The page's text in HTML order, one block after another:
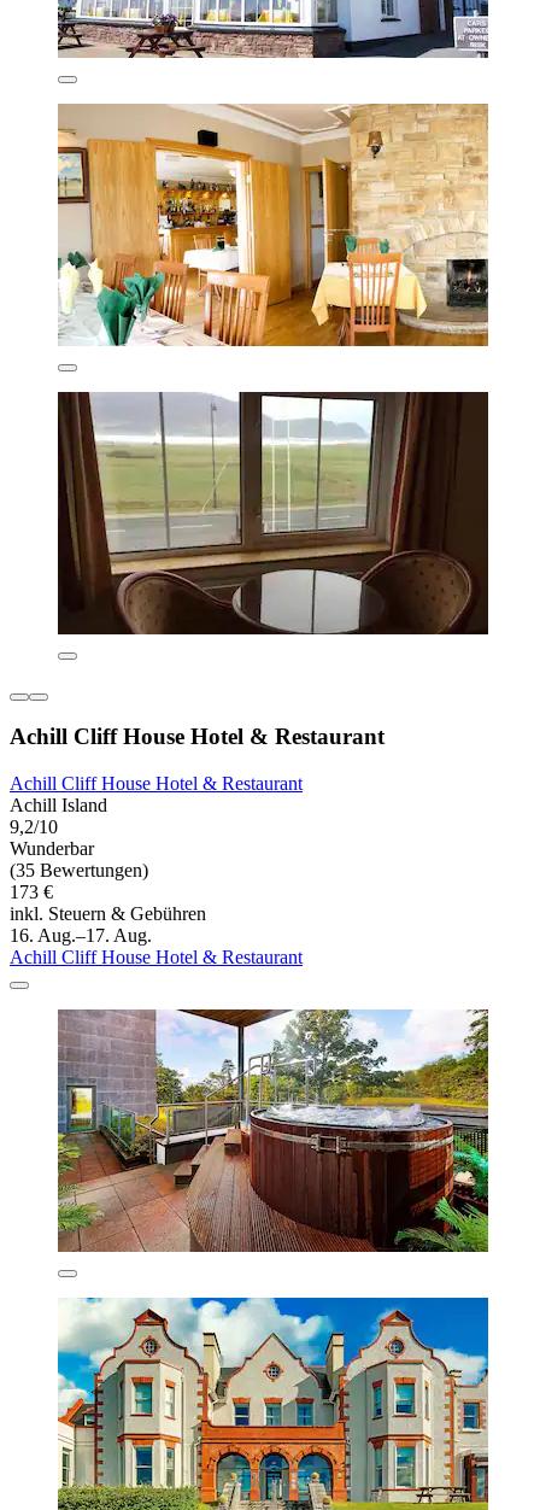
Achill Cliff House Hotel & Restaurant
Achill Cliff House Hotel & Restaurant
Achill Island
9,2/10
Wunderbar
(35 Bewertungen)
173 €
inkl. Steuern & Gebühren
16. Aug.–17. Aug.
Achill Cliff House Hotel & Restaurant